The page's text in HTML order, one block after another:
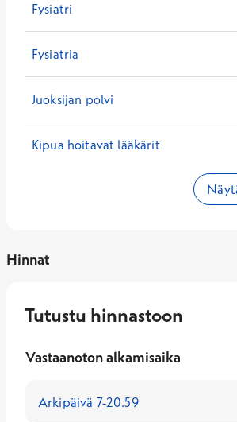
Fysiatri
Fysiatria
Juoksijan polvi
Kipua hoitavat lääkärit
Hinnat
Tutustu hinnastoon
Vastaanoton alkamisaika